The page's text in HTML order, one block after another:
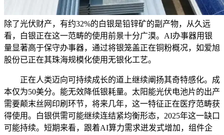
除了光伏财产，有约32%的白银是铅锌矿的副产物，从久远
看，白银正在这一范畴的使用前景十分广漠。AI办事器用银
量显著高于保守办事器，通过将银笼盖正在铜粉概况，如爱旭
股份已正在其珠海规模化使用无银化工艺。
正在人类迈向可持续成长的道上继续阐扬其奇特感化。成
本仅为50美分。能无效降低银耗量。太阳能光伏电池片的出产
需要颠末丝网印刷环节，将来几年，这一特征正在医疗范畴获
得使用。白银供需可能继续连结紧均衡形态，2025年这一缺口
可能持续。短期来看，跟着AI算力需求迸发式增加，组件企